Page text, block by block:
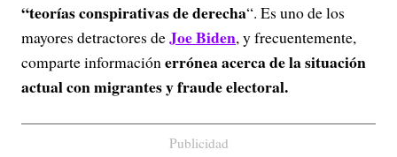
“teorías conspirativas de derecha“. Es uno de los
mayores detractores deJoe Biden, y frecuentemente,
comparte informaciónerrónea acerca de la situación
actual con migrantes y fraude electoral.
Publicidad